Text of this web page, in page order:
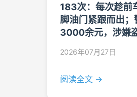
183次：每次趁前
脚油门紧跟而出
3000余元，涉嫌
2026年07月27日
阅读全文 →